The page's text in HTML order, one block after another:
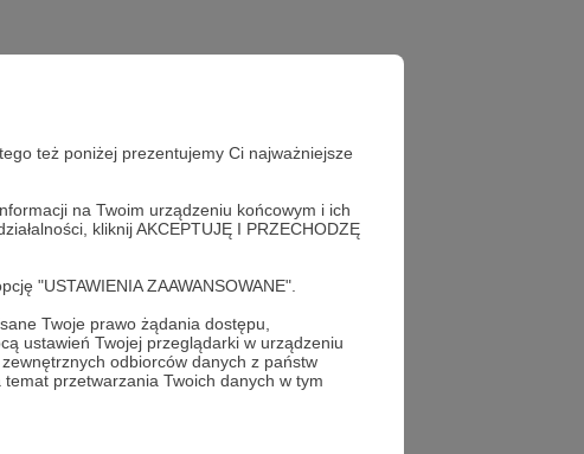
też poniżej prezentujemy Ci najważniejsze
na Twoim urządzeniu końcowym i ich
kliknij AKCEPTUJĘ I PRZECHODZĘ
"USTAWIENIA ZAAWANSOWANE".
Twoje prawo żądania dostępu,
ustawień Twojej przeglądarki w urządzeniu
odbiorców danych z państw
przetwarzania Twoich danych w tym
profil autora